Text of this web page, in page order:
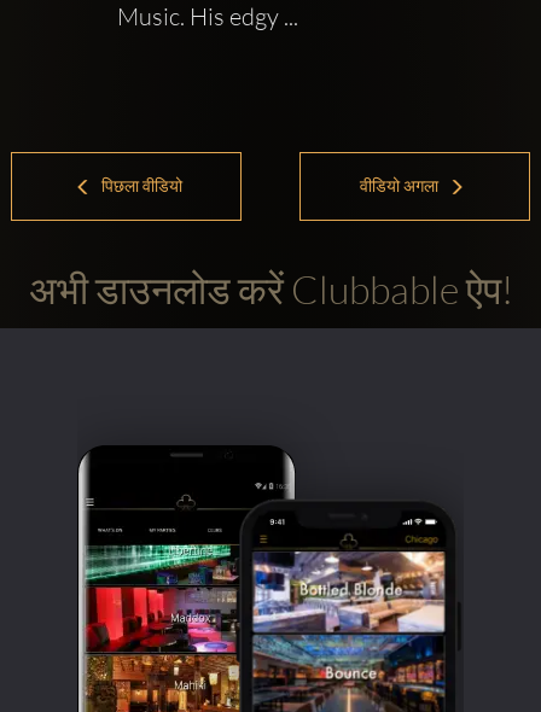
Music. His edgy ...
पिछला वीडियो वीडियो अगला
अभी डाउनलोड करें Clubbable ऐप!